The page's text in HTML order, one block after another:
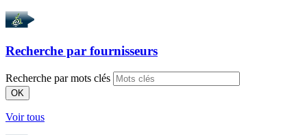
Recherche par fournisseurs
Recherche par mots clés
OK
Voir tous